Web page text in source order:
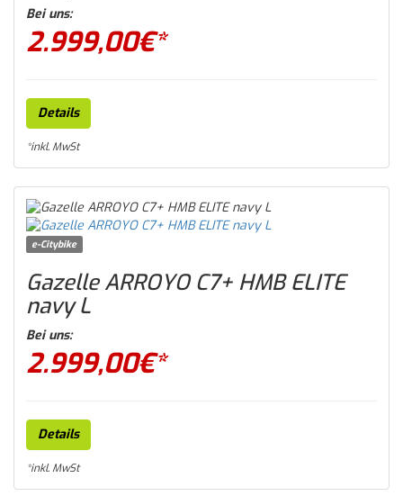
Bei uns:
2.999,00€*
Details
*inkl. MwSt
e-Citybike
Gazelle ARROYO C7+ HMB ELITE
navy L
Bei uns:
2.999,00€*
Details
*inkl. MwSt